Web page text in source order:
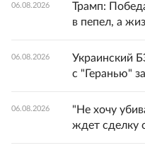
06.08.2026
Трамп:
в пепел, а
06.08.2026
Украинский
с "Геранью"
06.08.2026
"Не хочу
ждет сделку